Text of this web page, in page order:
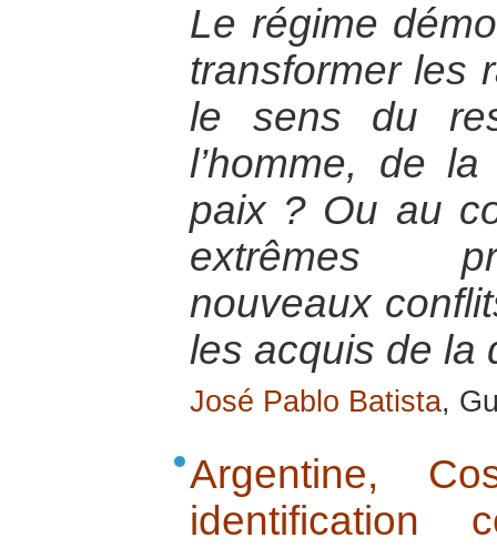
Le régime
transformer les
le sens du
l’homme, de
paix ? Ou au
extrêmes
nouveaux
les acquis de la
José Pablo Batista,
Argentine,
identification